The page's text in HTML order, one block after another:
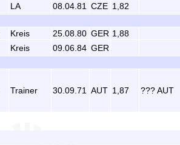
LA 08.04.81 CZE 1,82
Kreis 25.08.80 GER 1,88
Kreis 09.06.84 GER
Trainer 30.09.71 AUT 1,87 ??? AUT